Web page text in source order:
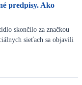
predpisy. Ako
skončilo za značkou
sieťach sa objavili